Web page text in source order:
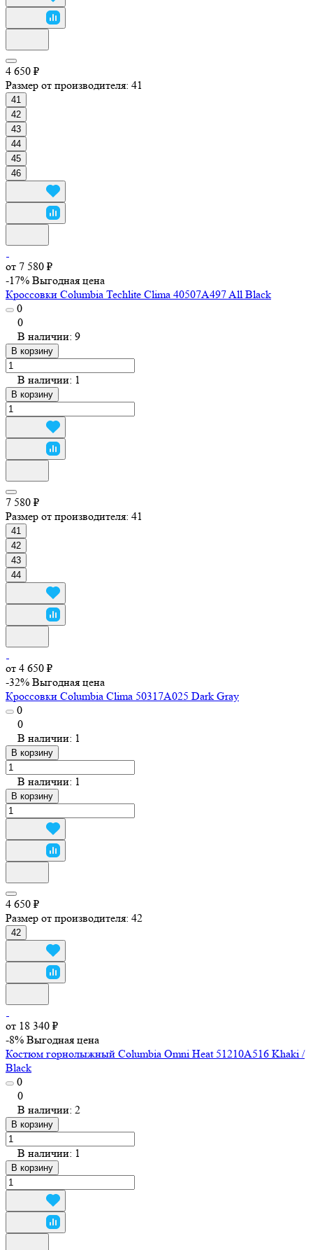
4 650 ₽
Размер от производителя: 41
41
42
43
44
45
46
от 7 580 ₽
-17% Выгодная цена
Кроссовки Columbia Techlite Clima 40507A497 All Black
0
0
В наличии: 9
В корзину
В наличии: 1
В корзину
7 580 ₽
Размер от производителя: 41
41
42
43
44
от 4 650 ₽
-32% Выгодная цена
Кроссовки Columbia Clima 50317A025 Dark Gray
0
0
В наличии: 1
В корзину
В наличии: 1
В корзину
4 650 ₽
Размер от производителя: 42
42
от 18 340 ₽
-8% Выгодная цена
Костюм горнолыжный Columbia Omni Heat 51210A516 Khaki /
Black
0
0
В наличии: 2
В корзину
В наличии: 1
В корзину